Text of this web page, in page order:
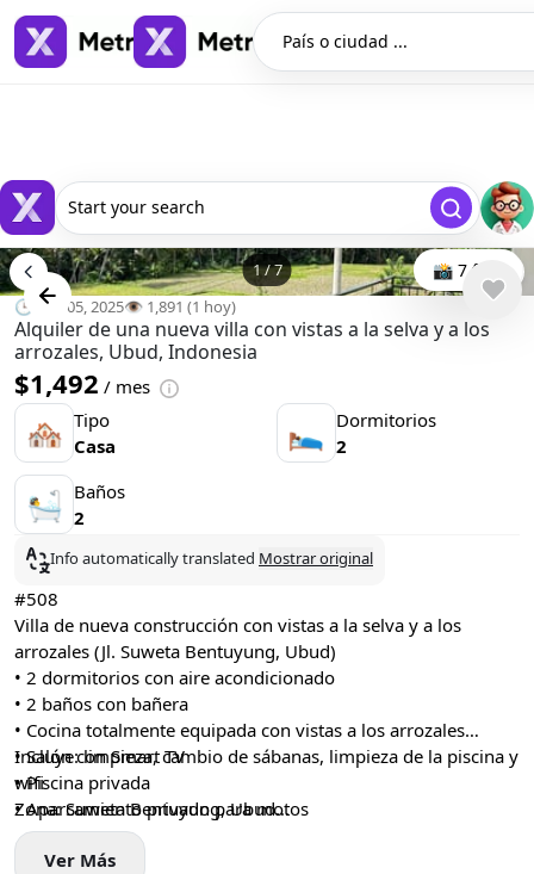
País o ciudad ...
Start your search
1/7 📸 7 foto
🕒 oct. 05, 2025👁️ 1,891 (1 hoy)
Alquiler de una nueva villa con vistas a la selva y a los
arrozales, Ubud, Indonesia
$1,492 / mes
🏘 Tipo
Casa
🛌 Dormitorios
2
🛀 Baños
2
Info automatically translated Mostrar original
#508
Villa de nueva construcción con vistas a la selva y a los
arrozales (Jl. Suweta Bentuyung, Ubud)
• 2 dormitorios con aire acondicionado
• 2 baños con bañera
• Cocina totalmente equipada con vistas a los arrozales
• Salón con Smart TV
• Piscina privada
• Aparcamiento privado para motos
• Armarios, tocadores y wifi de 200 Mbps
• Limpieza y cambio de sábanas gratuitos dos veces por
Incluye: limpieza, cambio de sábanas, limpieza de la piscina y
wifi
Zona: Suweta Bentuyung, Ubud
Precio: 25 millones de IDR al mes
Ver Más